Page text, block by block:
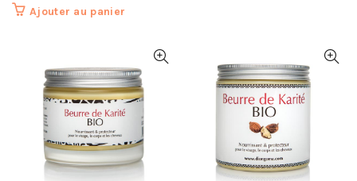
Ajouter au panier